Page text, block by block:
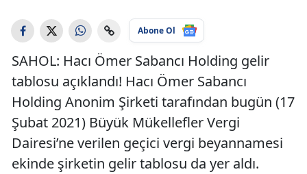
Abone Ol
SAHOL: Hacı Ömer Sabancı Holding gelir
tablosu açıklandı! Hacı Ömer Sabancı
Holding Anonim Şirketi tarafından bugün (17
Şubat 2021) Büyük Mükellefler Vergi
Dairesi’ne verilen geçici vergi beyannamesi
ekinde şirketin gelir tablosu da yer aldı.